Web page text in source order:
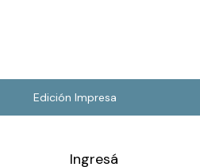
Edición Impresa
Ingresá